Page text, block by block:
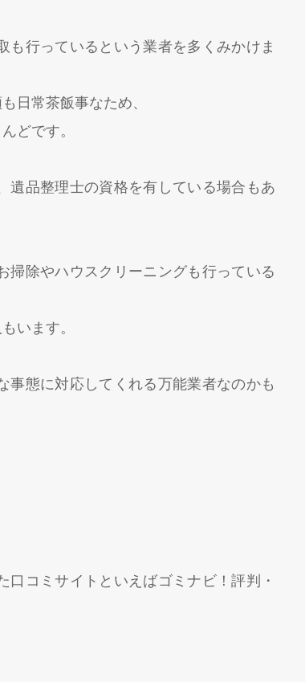
も行っているという業者を多くみかけま
日常茶飯事なため、
どです。
遺品整理士の資格を有している場合もあ
掃除やハウスクリーニングも行っている
います。
態に対応してくれる万能業者なのかも
コミサイトといえばゴミナビ！評判・